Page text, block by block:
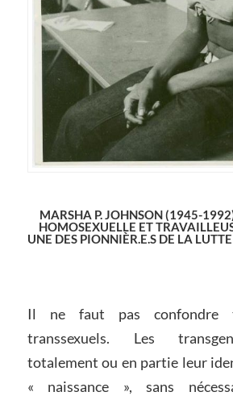
MARSHA P. JOHNSON (1945-
HOMOSEXUELLE ET
UNE DES PIONNIÈR.E.S DE LA
Il ne faut pas confondre
transsexuels. Les
totalement ou en partie leur
« naissance », sans